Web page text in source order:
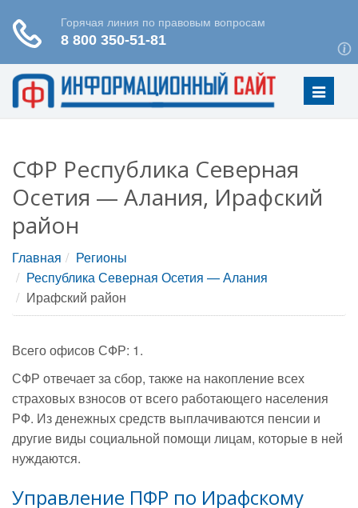
Меню
СФР Республика Северная
Осетия — Алания, Ирафский
район
Главная
Регионы
Республика Северная Осетия — Алания
Ирафский район
Всего офисов СФР: 1.
СФР отвечает за сбор, также на накопление всех
страховых взносов от всего работающего населения
РФ. Из денежных средств выплачиваются пенсии и
другие виды социальной помощи лицам, которые в ней
нуждаются.
Управление ПФР по Ирафскому